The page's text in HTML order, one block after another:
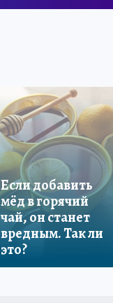
Если добавить
мёд в горячий
чай, он станет
вредным. Так ли
это?